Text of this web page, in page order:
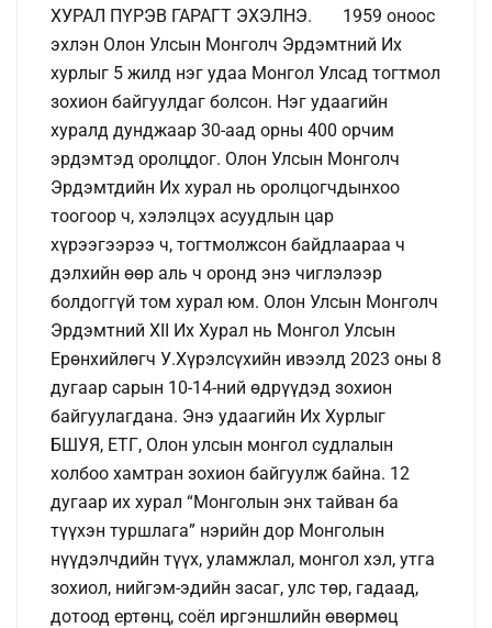
ХУРАЛ ПҮРЭВ ГАРАГТ ЭХЭЛНЭ. 1959 оноос
эхлэн Олон Улсын Монголч Эрдэмтний Их
хурлыг 5 жилд нэг удаа Монгол Улсад тогтмол
зохион байгуулдаг болсон. Нэг удаагийн
хуралд дунджаар 30-аад орны 400 орчим
эрдэмтэд оролцдог. Олон Улсын Монголч
Эрдэмтдийн Их хурал нь оролцогчдынхоо
тоогоор ч, хэлэлцэх асуудлын цар
хүрээгээрээ ч, тогтмолжсон байдлаараа ч
дэлхийн өөр аль ч оронд энэ чиглэлээр
болдоггүй том хурал юм. Олон Улсын Монголч
Эрдэмтний XII Их Хурал нь Монгол Улсын
Ерөнхийлөгч У.Хүрэлсүхийн ивээлд 2023 оны 8
дугаар сарын 10-14-ний өдрүүдэд зохион
байгуулагдана. Энэ удаагийн Их Хурлыг
БШУЯ, ЕТГ, Олон улсын монгол судлалын
холбоо хамтран зохион байгуулж байна. 12
дугаар их хурал “Монголын энх тайван ба
түүхэн туршлага” нэрийн дор Монголын
нүүдэлчдийн түүх, уламжлал, монгол хэл, утга
зохиол, нийгэм-эдийн засаг, улс төр, гадаад,
дотоод ертөнц, соёл иргэншлийн өвөрмөц